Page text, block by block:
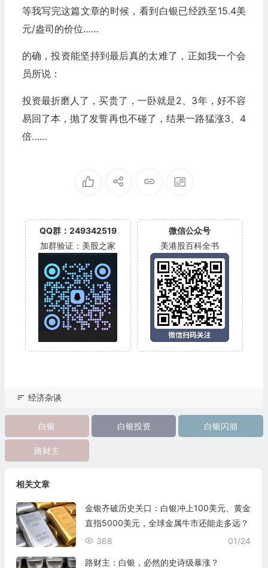
等我写完这篇文章的时候，看到白银已经跌至15.4美
元/盎司的价位……
的确，投资能坚持到最后真的太难了，正如我一个会
员所说：
投资最折磨人了，买贵了，一卧就是2、3年，好不容
易回了本，抛了发誓再也不碰了，结果一路猛涨3、4
倍……
QQ群：249342519
加群验证：美股之家
微信公众号
美港股百科全书
经济杂谈
白银 白银投资 白银闪崩
路财主
相关文章
金银齐破历史关口：白银冲上100美元、黄金
直指5000美元，全球金属牛市还能走多远？
01/24
368
路财主：白银，必然的史诗级暴涨？